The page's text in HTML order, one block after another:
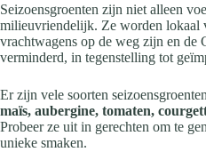
Seizoensgroenten zijn niet alleen
milieuvriendelijk. Ze worden lokaal
vrachtwagens op de weg zijn en de
verminderd, in tegenstelling tot
Er zijn vele soorten
maïs, aubergine, tomaten,
Probeer ze uit in gerechten om te
unieke smaken.